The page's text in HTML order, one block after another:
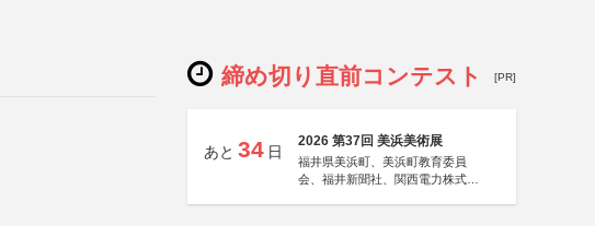
締め切り直前コンテスト [PR]
あと 34 日
2026 第37回 美浜美術展
福井県美浜町、美浜町教育委員
会、福井新聞社、関西電力株式会